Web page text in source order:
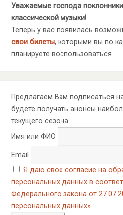
Уважаемые господа
классической музыки!
Теперь у вас появилась
свои билеты, которыми вы по
планируете воспользоваться.
Предлагаем Вам подписаться
будете получать анонсы
текущего сезона
Имя или ФИО
Email
Я даю своё согласие на
персональных данных в
Федерального закона от
персональных данных»